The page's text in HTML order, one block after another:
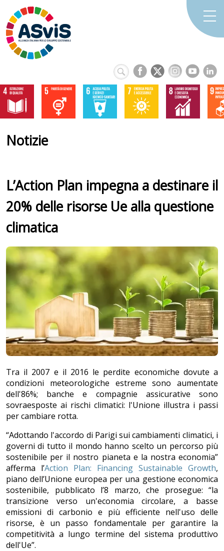
Notizie
L’Action Plan impegna a destinare il
20% delle risorse Ue alla questione
climatica
Tra il 2007 e il 2016 le perdite economiche dovute a
condizioni meteorologiche estreme sono aumentate
dell'86%; banche e compagnie assicurative sono
sovraesposte ai rischi climatici: l'Unione illustra i passi
per cambiare rotta.
“Adottando l'accordo di Parigi sui cambiamenti climatici, i
governi di tutto il mondo hanno scelto un percorso più
sostenibile per il nostro pianeta e la nostra economia”
afferma l’Action Plan: Financing Sustainable Growth,
piano dell’Unione europea per una gestione economica
sostenibile, pubblicato l’8 marzo, che prosegue: “la
transizione verso un'economia circolare, a basse
emissioni di carbonio e più efficiente nell'uso delle
risorse, è un passo fondamentale per garantire la
competitività a lungo termine del sistema produttivo
dell'Ue”.